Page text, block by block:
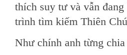
thích suy tư và vẫn
trình tìm kiếm Thiên
Như chính anh từng chia